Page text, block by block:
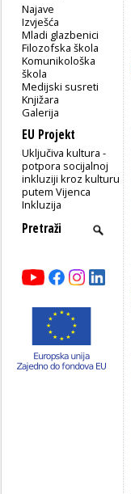
Najave
Izvješća
Mladi glazbenici
Filozofska škola
Komunikološka
škola
Medijski susreti
Knjižara
Galerija
EU Projekt
Uključiva kultura -
potpora socijalnoj
inkluziji kroz kulturu
putem Vijenca
Inkluzija